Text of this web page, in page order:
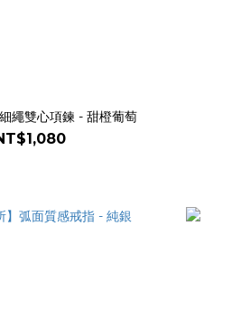
細繩雙心項鍊 - 甜橙葡萄